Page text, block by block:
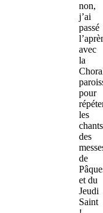
non,
j’ai
passé
avec
la
pour
les
chants
des
de
et du
Jeudi
Saint